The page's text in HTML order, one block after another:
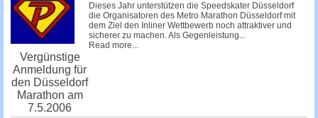
Vergünstige
Anmeldung für
den Düsseldorf
Marathon am
7.5.2006
Dieses Jahr unterstützen die Speedskater Düsseldorf
die Organisatoren des Metro Marathon Düsseldorfmit
dem Ziel den Inliner Wettbewerb noch attraktiver und
sicherer zu machen. Als Gegenleistung...
Read more...